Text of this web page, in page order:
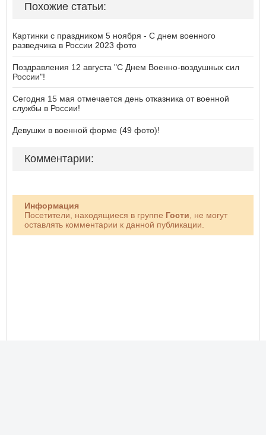
Похожие статьи:
Картинки с праздником 5 ноября - С днем военного
разведчика в России 2023 фото
Поздравления 12 августа "С Днем Военно-воздушных сил
России"!
Сегодня 15 мая отмечается день отказника от военной
службы в России!
Девушки в военной форме (49 фото)!
Комментарии:
Информация
Посетители, находящиеся в группе Гости , не могут
оставлять комментарии к данной публикации.